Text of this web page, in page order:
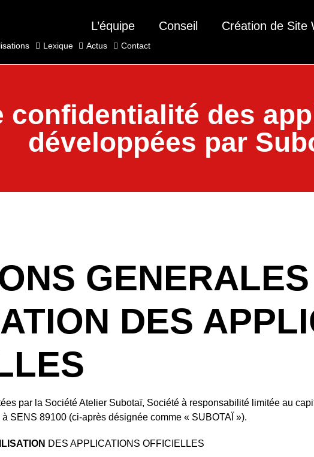
L’équipe Conseil Création de Site
Lexique Actus Contact
confidentialité des
développées par
GENERALES
DES
par la Société Atelier Subotaï, Société à responsabilité limitée au
SENS 89100 (ci-après désignée comme « SUBOTAÏ »).
DES APPLICATIONS OFFICIELLES